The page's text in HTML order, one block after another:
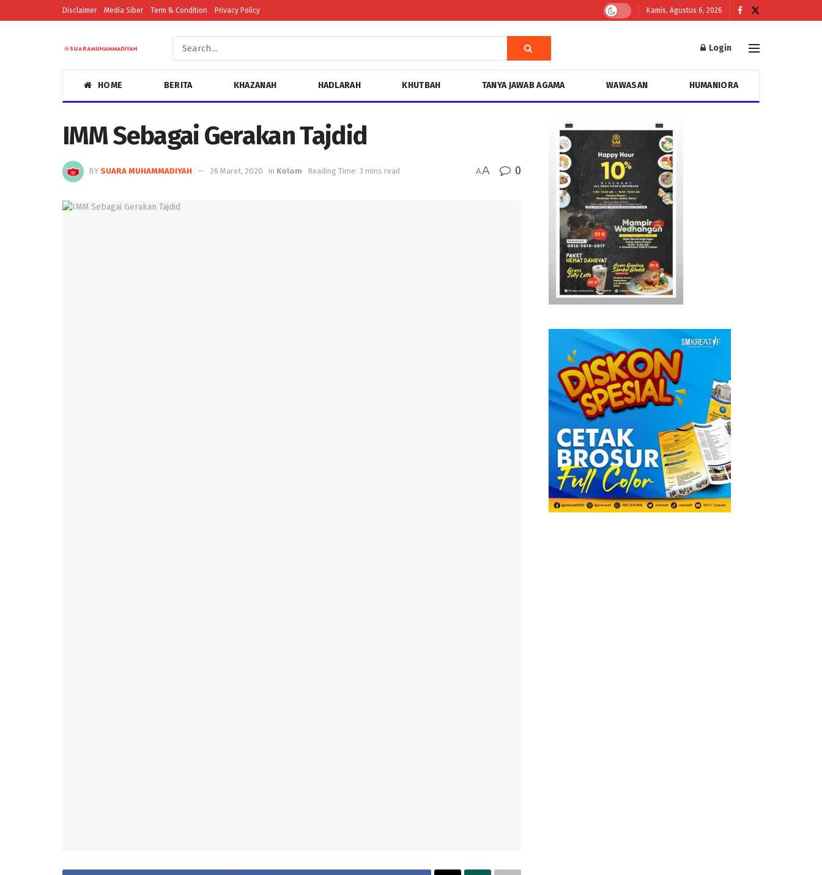
Disclaimer Media Siber Term & Condition Privacy Policy Kamis, Agustus 6, 2026
Login
HOME BERITA KHAZANAH HADLARAH KHUTBAH TANYA JAWAB AGAMA WAWASAN HUMANIORA
IMM Sebagai Gerakan Tajdid
BY SUARA MUHAMMADIYAH 26 Maret, 2020 in Kolom Reading Time: 3 mins read AA 0